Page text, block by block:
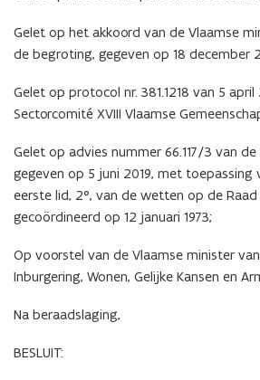
Gelet op het akkoord van de Vlaamse
de begroting, gegeven op 18 december
Gelet op protocol nr. 381.1218 van 5 april
Sectorcomité XVIII Vlaamse
Gelet op advies nummer 66.117/3 van
gegeven op 5 juni 2019, met toepassing
eerste lid, 2°, van de wetten op de
gecoördineerd op 12 januari 1973;
Op voorstel van de Vlaamse minister
Inburgering, Wonen, Gelijke Kansen en
Na beraadslaging,
BESLUIT: